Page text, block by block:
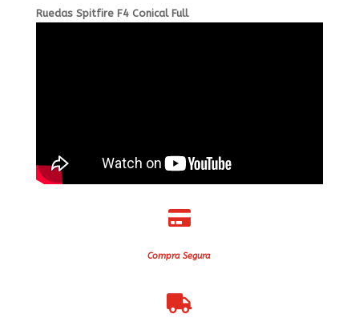
Ruedas Spitfire F4 Conical Full

Compra Segura
